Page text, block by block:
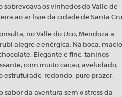
sobrevoava os vinhedos do Valle de
ao ar livre da cidade de Santa
no Valle do Uco, Mendoza a
alegre e enérgica. Na boca,
Elegante e fino, taninos
com muito cacau, aveludado,
estruturado, redondo, puro prazer.
da aventura sem o stress da